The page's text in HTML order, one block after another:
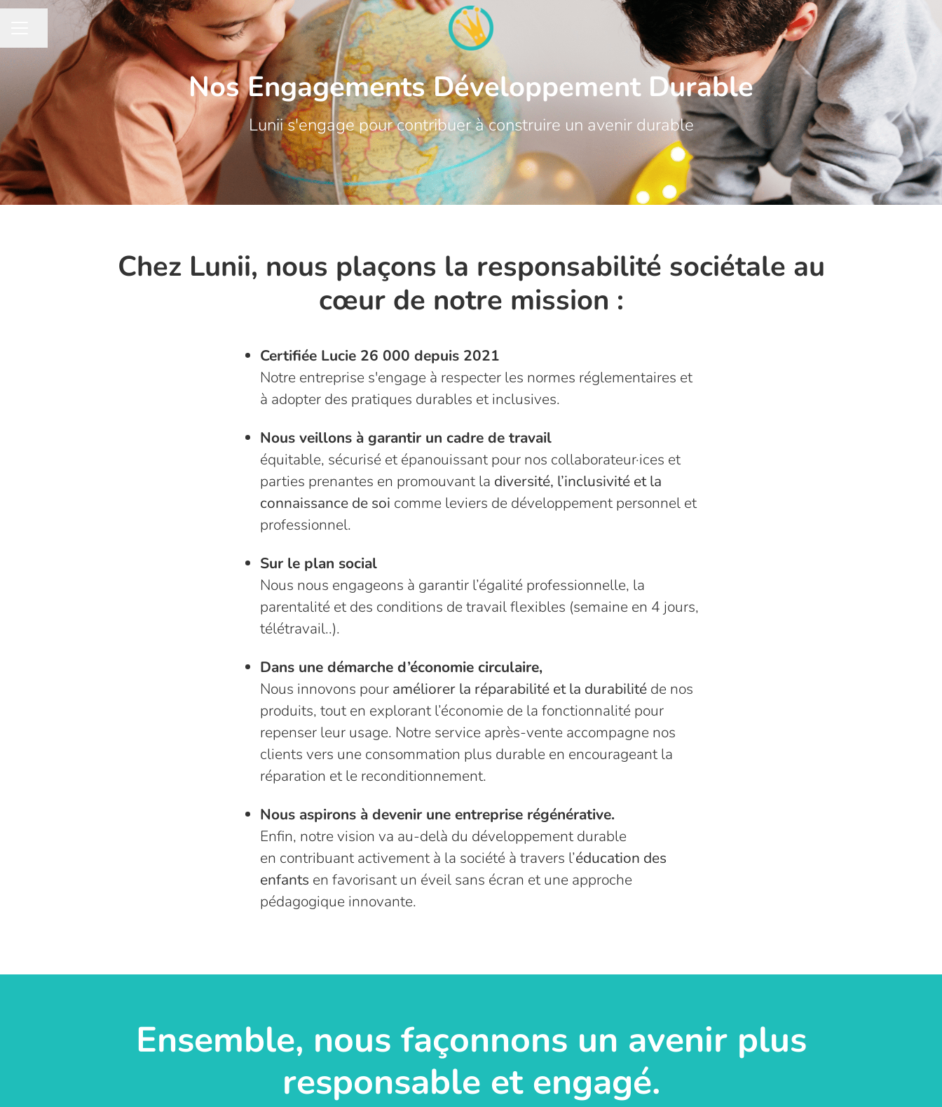
MENU CARRIÈRE
Partager la page
Nos Engagements Développement Durable
Lunii s'engage pour contribuer à construire un avenir durable
Chez Lunii, nous plaçons la responsabilité sociétale au
cœur de notre mission :
Certifiée Lucie 26 000 depuis 2021
Notre entreprise s'engage à respecter les normes réglementaires et
à adopter des pratiques durables et inclusives.
Nous veillons à garantir un cadre de travail
équitable, sécurisé et épanouissant pour nos collaborateur·ices et
parties prenantes en promouvant la diversité, l’inclusivité et la
connaissance de soi comme leviers de développement personnel et
professionnel.
Sur le plan social
Nous nous engageons à garantir l’égalité professionnelle, la
parentalité et des conditions de travail flexibles (semaine en 4 jours,
télétravail..).
Dans une démarche d’économie circulaire,
Nous innovons pour améliorer la réparabilité et la durabilité de nos
produits, tout en explorant l’économie de la fonctionnalité pour
repenser leur usage. Notre service après-vente accompagne nos
clients vers une consommation plus durable en encourageant la
réparation et le reconditionnement.
Nous aspirons à devenir une entreprise régénérative.
Enfin, notre vision va au-delà du développement durable
en contribuant activement à la société à travers l’éducation des
enfants en favorisant un éveil sans écran et une approche
pédagogique innovante.
Ensemble, nous façonnons un avenir plus
responsable et engagé.